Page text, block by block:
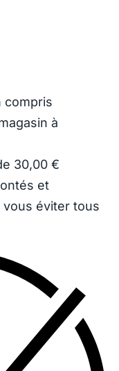
compris
à
30,00 €
et
éviter tous